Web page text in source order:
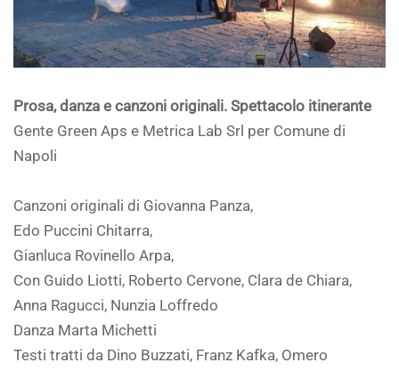
Prosa, danza e canzoni originali. Spettacolo itinerante
Gente Green Aps e Metrica Lab Srl per Comune di
Napoli
Canzoni originali di Giovanna Panza,
Edo Puccini Chitarra,
Gianluca Rovinello Arpa,
Con Guido Liotti, Roberto Cervone, Clara de Chiara,
Anna Ragucci, Nunzia Loffredo
Danza Marta Michetti
Testi tratti da Dino Buzzati, Franz Kafka, Omero